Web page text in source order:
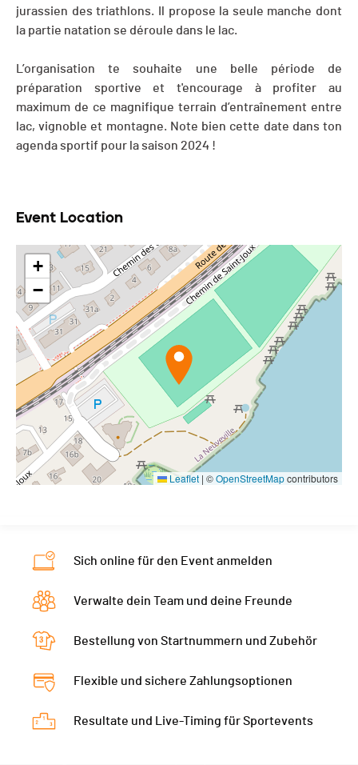
jurassien des triathlons. Il propose la seule manche dont
la partie natation se déroule dans le lac.
L’organisation te souhaite une belle période de
préparation sportive et t'encourage à profiter au
maximum de ce magnifique terrain d’entraînement entre
lac, vignoble et montagne. Note bien cette date dans ton
agenda sportif pour la saison 2024 !
Event Location
+
−
Leaflet | ©OpenStreetMapcontributors
Sich online für den Event anmelden
Verwalte dein Team und deine Freunde
Bestellung von Startnummern und Zubehör
Flexible und sichere Zahlungsoptionen
Resultate und Live-Timing für Sportevents